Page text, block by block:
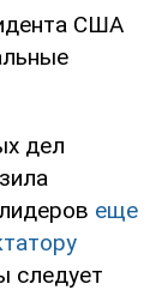
США
дел
еще
следует